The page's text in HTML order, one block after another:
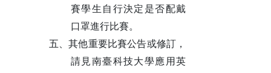
賽學生自行決定是否配戴
口罩進行比賽。
五、其他重要比賽公告或修訂，
請見南臺科技大學應用英